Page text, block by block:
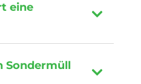
eine
Sondermüll